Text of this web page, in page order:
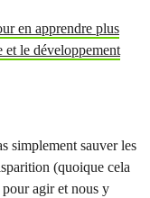
en apprendre plus
et le développement
simplement sauver les
(quoique cela
agir et nous y